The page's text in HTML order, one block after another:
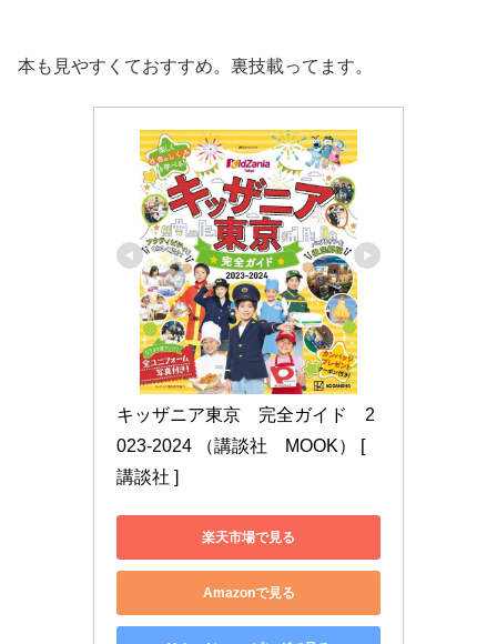
本も見やすくておすすめ。裏技載ってます。
キッザニア東京　完全ガイド　2
023-2024 （講談社　MOOK） [
講談社 ]
楽天市場で見る
Amazonで見る